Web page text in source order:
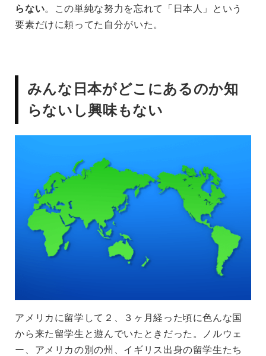
らない。この単純な努力を忘れて「日本人」という
要素だけに頼ってた自分がいた。
みんな日本がどこにあるのか知
らないし興味もない
アメリカに留学して２、３ヶ月経った頃に色んな国
から来た留学生と遊んでいたときだった。ノルウェ
ー、アメリカの別の州、イギリス出身の留学生たち